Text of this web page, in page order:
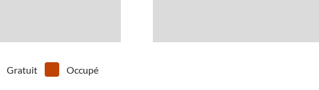
Gratuit Occupé